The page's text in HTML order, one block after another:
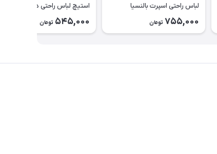
لباس راحتی اسپرت بالنسیا
دخترانه۲۶۳۷
755,000 تومان
استیچ لباس راحتی دخترانه کد
545,000 تومان